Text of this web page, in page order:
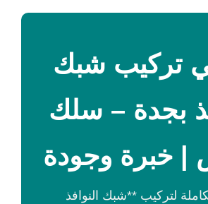
تركيب شبك
بجدة – سلك
| خبرة وجودة
لتركيب **شبك النوافذ